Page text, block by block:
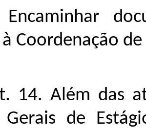
Encaminhar
Coordenação de
14. Além das
Gerais de